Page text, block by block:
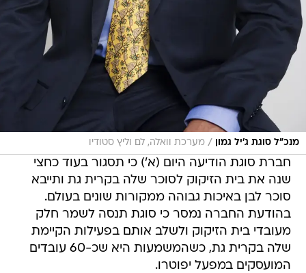
מנכ"ל סוגת ג'יל גמון / מערכת וואלה, לם וליץ סטודיו
חברת סוגת הודיעה היום (א') כי תסגור בעוד כחצי
שנה את בית הזיקוק לסוכר שלה בקרית גת ותייבא
סוכר לבן באיכות גבוהה ממקורות שונים בעולם.
בהודעת החברה נמסר כי סוגת תנסה לשמר חלק
מעובדי בית הזיקוק ולשלב אותם בפעילות הקיימת
שלה בקרית גת, כשהמשמעות היא שכ-60 עובדים
המועסקים במפעל יפוטרו.